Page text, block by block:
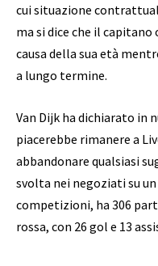
cui situazione
ma si dice che il capitano
causa della sua età
a lungo termine.
Van Dijk ha dichiarato in
piacerebbe rimanere a
abbandonare qualsiasi
svolta nei negoziati su
competizioni, ha 306
rossa, con 26 gol e 13